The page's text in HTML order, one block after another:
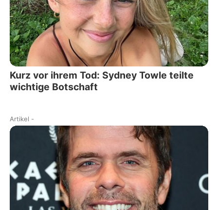
Kurz vor ihrem Tod: Sydney Towle teilte
wichtige Botschaft
Artikel -